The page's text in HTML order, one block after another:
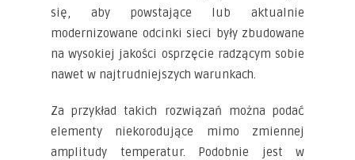
się, aby powstające lub aktualnie
modernizowane odcinki sieci były zbudowane
na wysokiej jakości osprzęcie radzącym sobie
nawet w najtrudniejszych warunkach.
Za przykład takich rozwiązań można podać
elementy niekorodujące mimo zmiennej
amplitudy temperatur. Podobnie jest w